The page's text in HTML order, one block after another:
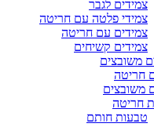
צמידים לגבר
צמידי פלטה עם חריטה
צמידים עם חריטה
צמידים קשיחים
משובצים
חריטה
משובצים
חריטה
טבעות חותם